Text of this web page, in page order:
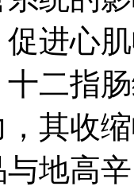
促进心
二指
，其收
与地高